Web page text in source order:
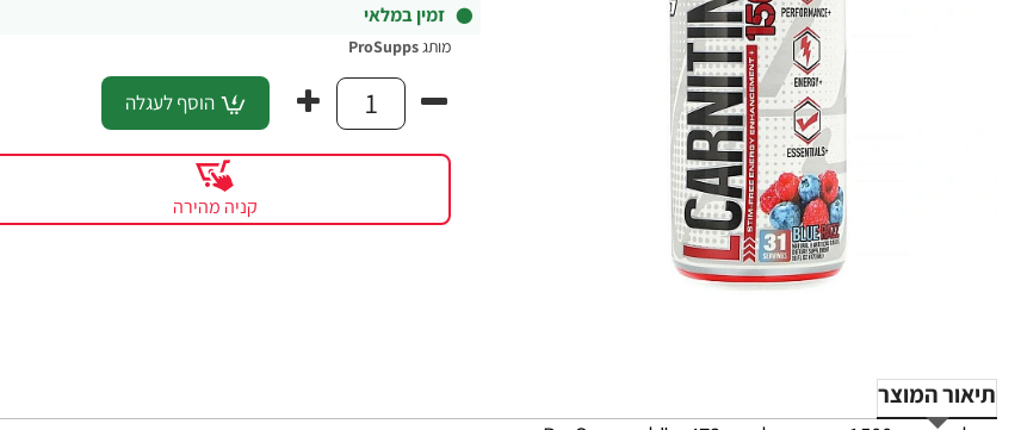
-27%
זמין במלאי
מותגProSupps
הוסף לעגלה
קניה מהירה
תיאור המוצר